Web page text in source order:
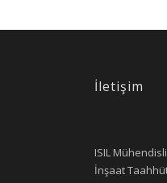
İletişim
ISIL
İnşaat